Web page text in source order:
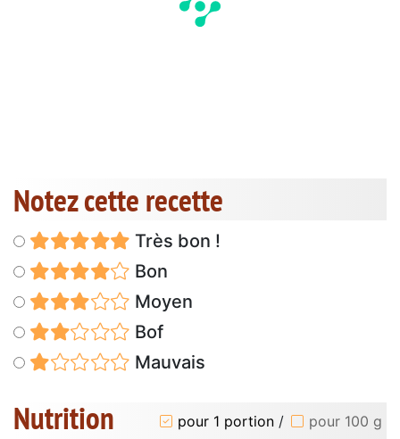
Notez cette recette
Très bon !
Bon
Moyen
Bof
Mauvais
Nutrition pour 1 portion / pour 100 g